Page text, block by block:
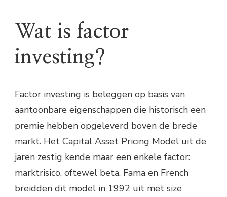
Wat is factor
investing?
Factor investing is beleggen op basis van
aantoonbare eigenschappen die historisch een
premie hebben opgeleverd boven de brede
markt. Het Capital Asset Pricing Model uit de
jaren zestig kende maar een enkele factor:
marktrisico, oftewel beta. Fama en French
breidden dit model in 1992 uit met size